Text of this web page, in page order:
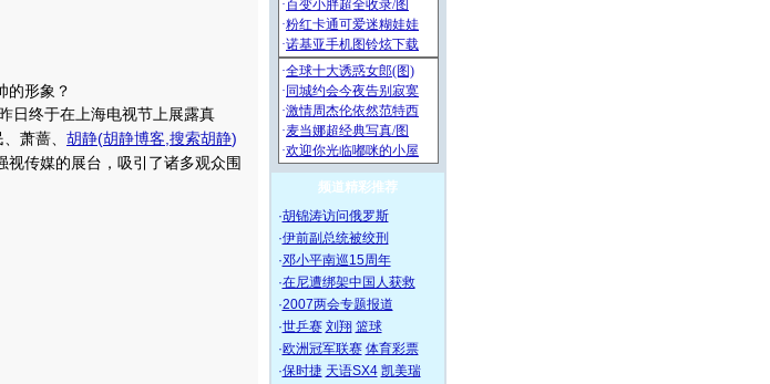
的形象？
终于在上海电视节上展露真
萧蔷、 胡静(胡静博客 搜索胡静)
传媒的展台，吸引了诸多观众围
频道精彩推荐
·胡锦涛访问俄罗斯
·伊前副总统被绞刑
·邓小平南巡15周年
·在尼遭绑架中国人获救
·2007两会专题报道
·世乒赛 刘翔 篮球
·欧洲冠军联赛 体育彩票
·保时捷 天语SX4 凯美瑞